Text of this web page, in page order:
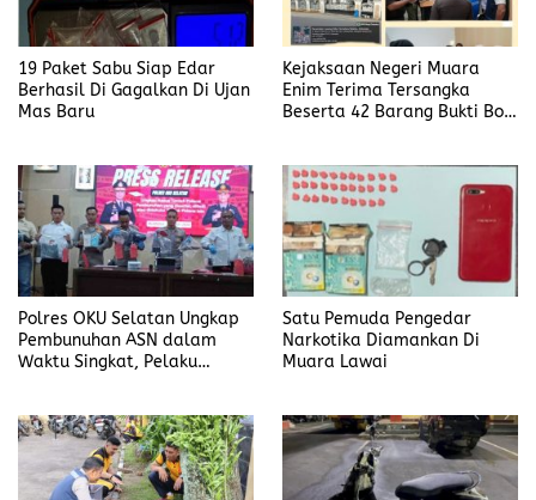
19 Paket Sabu Siap Edar
Berhasil Di Gagalkan Di Ujan
Mas Baru
Kejaksaan Negeri Muara
Enim Terima Tersangka
Beserta 42 Barang Bukti Bobi
Polres OKU Selatan Ungkap
Pembunuhan ASN dalam
Waktu Singkat, Pelaku
Satu Pemuda Pengedar
Narkotika Diamankan Di
Muara Lawai